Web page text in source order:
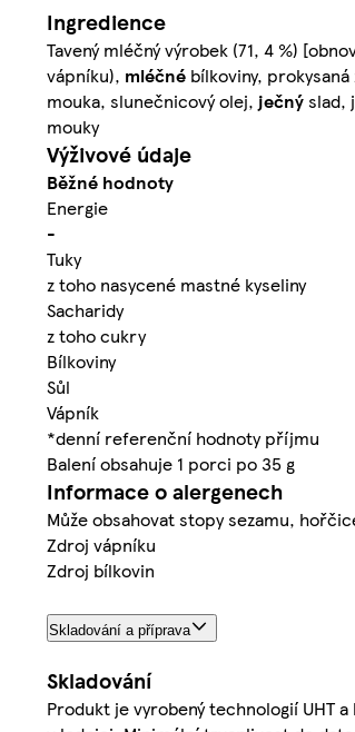
Ingredience
Tavený mléčný výrobek (71, 4 %)
vápníku), mléčné bílkoviny,
mouka, slunečnicový olej, ječnýslad,
mouky
Výživové údaje
Běžné hodnoty
Energie
-
Tuky
z toho nasycené mastné kyseliny
Sacharidy
z toho cukry
Bílkoviny
Sůl
Vápník
*denní referenční hodnoty příjmu
Balení obsahuje 1 porci po 35 g
Informace o alergenech
Může obsahovat stopy sezamu,
Zdroj vápníku
Zdroj bílkovin
Skladování a příprava
Skladování
Produkt je vyrobený technologií UHT